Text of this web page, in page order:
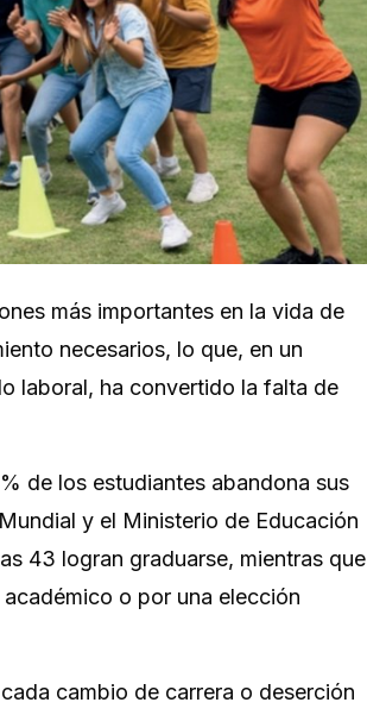
más importantes en la vida de
necesarios, lo que, en un
laboral, ha convertido la falta de
de los estudiantes abandona sus
y el Ministerio de Educación
43 logran graduarse, mientras que
o por una elección
cambio de carrera o deserción